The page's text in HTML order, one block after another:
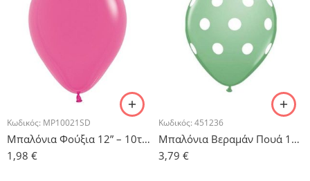
Κωδικός: MP10021SD
Μπαλόνια Φούξια 12” – 10τμχ.
1,98 €
Κωδικός: 451236
Μπαλόνια Βεραμάν Πουά 12” – 6τμχ.
3,79 €